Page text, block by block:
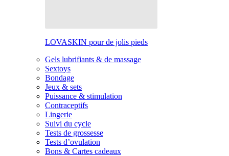
LOVASKIN pour de jolis pieds
Gels lubrifiants & de massage
Sextoys
Bondage
Jeux & sets
Puissance & stimulation
Contraceptifs
Lingerie
Suivi du cycle
Tests de grossesse
Tests d’ovulation
Bons & Cartes cadeaux